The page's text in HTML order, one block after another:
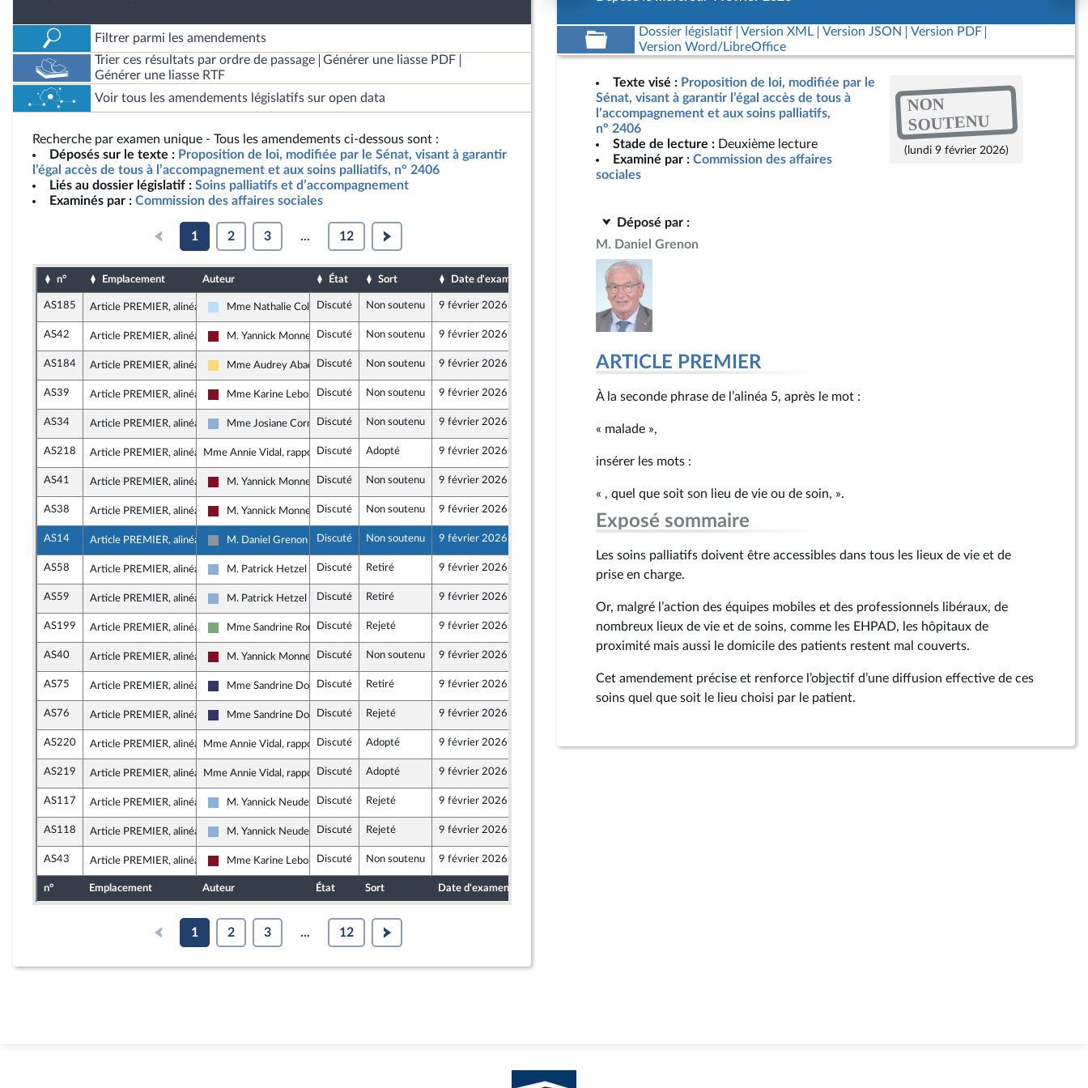
Filtrer parmi les amendements
Trier ces résultats par ordre de passage
Générer une liasse PDF
Générer une liasse RTF
Voir tous les amendements législatifs sur open data
Recherche par examen unique - Tous les amendements ci-dessous sont :
Déposés sur le texte : Proposition de loi, modifiée par le Sénat, visant à garantir
l’égal accès de tous à l’accompagnement et aux soins palliatifs, n° 2406
Liés au dossier législatif : Soins palliatifs et d’accompagnement
Examinés par : Commission des affaires sociales
1 2 3 ... 12
n° Emplacement Auteur État Sort Date d'examen Date de dépôt
AS185 Article PREMIER, alinéa 5
Horizons & Indépendants
Mme Nathalie Colin-Oesterlé
Discuté Non soutenu 9 février 2026
AS42 Article PREMIER, alinéa 5
Gauche Démocrate et Républicaine
M. Yannick Monnet Discuté Non soutenu 9 février 2026 5 février 2026
AS184 Article PREMIER, alinéa 5
Libertés, Indépendants, Outre-mer et Territoires
Mme Audrey Abadie-Amiel
Discuté Non soutenu 9 février 2026 5 février 2026
AS39 Article PREMIER, alinéa 5
Gauche Démocrate et Républicaine
Mme Karine Lebon Discuté Non soutenu 9 février 2026 5 février 2026
AS34 Article PREMIER, alinéa 5
Droite Républicaine
Mme Josiane Corneloup
Discuté Non soutenu 9 février 2026
AS218 Article PREMIER, alinéa 5Mme Annie Vidal, rapporteure
Discuté Adopté 9 février 2026
AS41 Article PREMIER, alinéa 5
Gauche Démocrate et Républicaine
M. Yannick Monnet Discuté Non soutenu 9 février 2026
AS38 Article PREMIER, alinéa 5
Gauche Démocrate et Républicaine
M. Yannick Monnet Discuté Non soutenu 9 février 2026
AS14 Article PREMIER, alinéa 5
Non inscrit
M. Daniel Grenon Discuté Non soutenu 9 février 2026
AS58 Article PREMIER, alinéa 5
Droite Républicaine
M. Patrick Hetzel Discuté Retiré 9 février 2026
AS59 Article PREMIER, alinéa 5
Droite Républicaine
M. Patrick Hetzel Discuté Retiré 9 février 2026
AS199 Article PREMIER, alinéa 5
Écologiste et Social
Mme Sandrine Rousseau
Discuté Rejeté 9 février 2026 5 février 2026
AS40 Article PREMIER, alinéa 5
Gauche Démocrate et Républicaine
M. Yannick Monnet Discuté Non soutenu 9 février 2026 5 février 2026
AS75 Article PREMIER, alinéa 5
Rassemblement National
Mme Sandrine Dogor-Such
Discuté Retiré 9 février 2026 5 février 2026
AS76 Article PREMIER, alinéa 5
Rassemblement National
Mme Sandrine Dogor-Such
Discuté Rejeté 9 février 2026
AS220 Article PREMIER, alinéa 6Mme Annie Vidal, rapporteure
Discuté Adopté 9 février 2026
AS219 Article PREMIER, alinéa 6Mme Annie Vidal, rapporteure
Discuté Adopté 9 février 2026
AS117 Article PREMIER, alinéa 7
Droite Républicaine
M. Yannick Neuder Discuté Rejeté 9 février 2026
AS118 Article PREMIER, alinéa 7
Droite Républicaine
M. Yannick Neuder Discuté Rejeté 9 février 2026
AS43 Article PREMIER, alinéa 7
Gauche Démocrate et Républicaine
Mme Karine Lebon Discuté Non soutenu 9 février 2026
n° Emplacement Auteur État Sort Date d'examen
1 2 3 ... 12
Dossier législatif Version XML Version JSON
Version PDF
Version Word/LibreOffice
Texte visé : Proposition de loi, modifiée par le
Sénat, visant à garantir l’égal accès de tous à
l’accompagnement et aux soins palliatifs,
n° 2406
Stade de lecture : Deuxième lecture
Examiné par : Commission des affaires
sociales
NON
SOUTENU
(lundi 9 février 2026)
Déposé par :
M. Daniel Grenon
ARTICLE PREMIER
À la seconde phrase de l’alinéa 5, après le mot :
« malade »,
insérer les mots :
« , quel que soit son lieu de vie ou de soin, ».
Exposé sommaire
Les soins palliatifs doivent être accessibles dans tous les lieux de vie et de
prise en charge.
Or, malgré l’action des équipes mobiles et des professionnels libéraux, de
nombreux lieux de vie et de soins, comme les EHPAD, les hôpitaux de
proximité mais aussi le domicile des patients restent mal couverts.
Cet amendement précise et renforce l’objectif d’une diffusion effective de ces
soins quel que soit le lieu choisi par le patient.